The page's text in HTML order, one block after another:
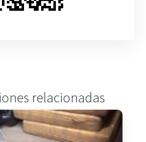
relacionadas